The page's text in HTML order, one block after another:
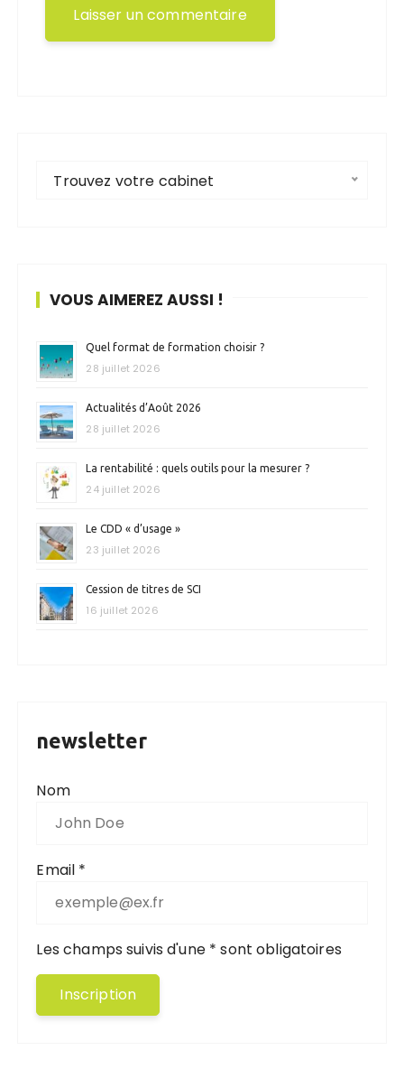
Trouvez votre cabinet
VOUS AIMEREZ AUSSI !
Quel format de formation choisir ?
28 juillet 2026
Actualités d’Août 2026
28 juillet 2026
La rentabilité : quels outils pour la mesurer ?
24 juillet 2026
Le CDD « d’usage »
23 juillet 2026
Cession de titres de SCI
16 juillet 2026
newsletter
Nom
Email *
Les champs suivis d'une * sont obligatoires